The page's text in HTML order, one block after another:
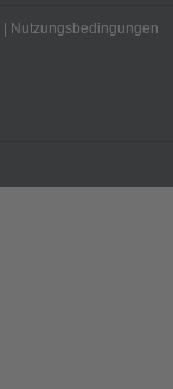
Nutzungsbedingungen